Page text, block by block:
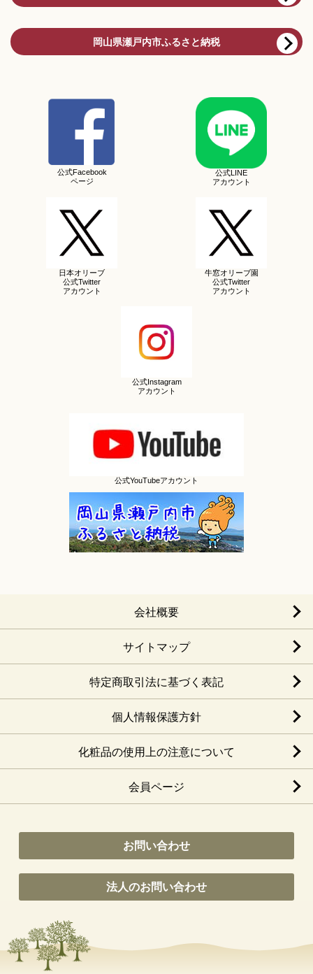
岡山県瀬戸内市ふるさと納税
公式Facebook
ページ
公式LINE
アカウント
日本オリーブ
公式Twitter
アカウント
牛窓オリーブ園
公式Twitter
アカウント
公式Instagram
アカウント
公式YouTubeアカウント
会社概要
サイトマップ
特定商取引法に基づく表記
個人情報保護方針
化粧品の使用上の注意について
会員ページ
お問い合わせ
法人のお問い合わせ